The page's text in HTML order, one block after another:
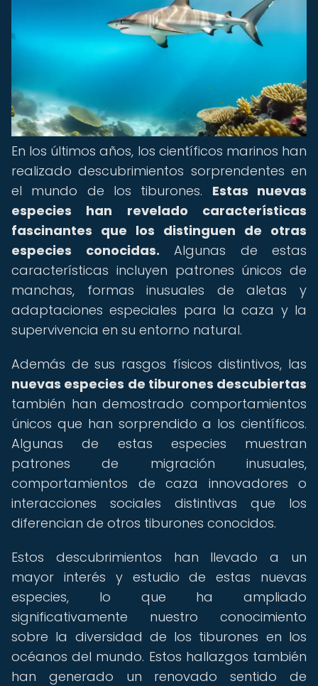
En los últimos años, los científicos marinos han
realizado descubrimientos sorprendentes en
el mundo de los tiburones. Estas nuevas
especies han revelado características
fascinantes que los distinguen de otras
especies conocidas. Algunas de estas
características incluyen patrones únicos de
manchas, formas inusuales de aletas y
adaptaciones especiales para la caza y la
supervivencia en su entorno natural.
Además de sus rasgos físicos distintivos, las
nuevas especies de tiburones descubiertas
también han demostrado comportamientos
únicos que han sorprendido a los científicos.
Algunas de estas especies muestran
patrones de migración inusuales,
comportamientos de caza innovadores o
interacciones sociales distintivas que los
diferencian de otros tiburones conocidos.
Estos descubrimientos han llevado a un
mayor interés y estudio de estas nuevas
especies, lo que ha ampliado
significativamente nuestro conocimiento
sobre la diversidad de los tiburones en los
océanos del mundo. Estos hallazgos también
han generado un renovado sentido de